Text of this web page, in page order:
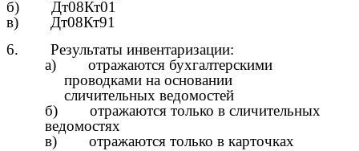
б) Дт08Кт01
в) Дт08Кт91
6. Результаты инвентаризации:
а) отражаются бухгалтерскими
проводками на основании
сличительных ведомостей
б) отражаются только в сличительных
ведомостях
в) отражаются только в карточках